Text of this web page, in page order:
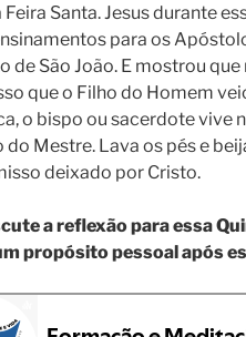
Feira Santa. Jesus durante
para os
de São João. E mostrou
que o Filho do Homem
o bispo ou sacerdote vive
do Mestre. Lava os pés e
deixado por Cristo.
a reflexão para essa
propósito pessoal após